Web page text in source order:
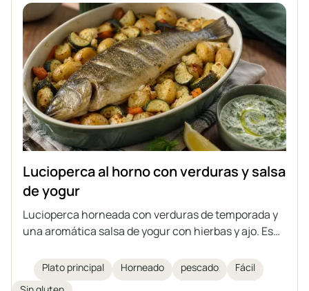
Lucioperca al horno con verduras y salsa
de yogur
Lucioperca horneada con verduras de temporada y
una aromática salsa de yogur con hierbas y ajo. Es
puede preparar con otro pescado de tamaño
mediano, tanto de agua dulce como de mar.
Plato principal Horneado pescado
Fácil